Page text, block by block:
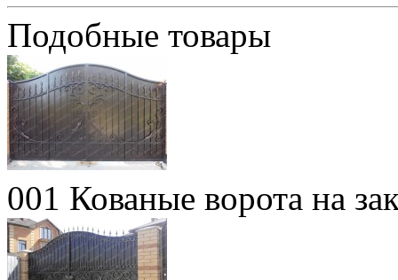
Подобные товары
001 Кованые ворота на